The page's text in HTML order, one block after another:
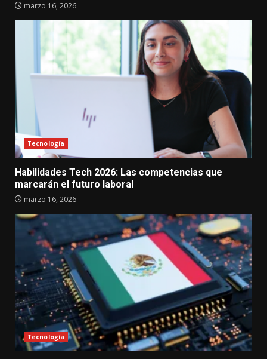
marzo 16, 2026
Tecnología
Habilidades Tech 2026: Las competencias que
marcarán el futuro laboral
marzo 16, 2026
Tecnología